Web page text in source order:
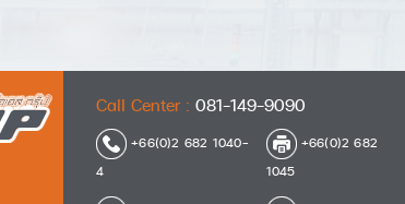
Call Center : 081-149-9090
+66(0)2 682 1040-
4
+66(0)2 682
1045